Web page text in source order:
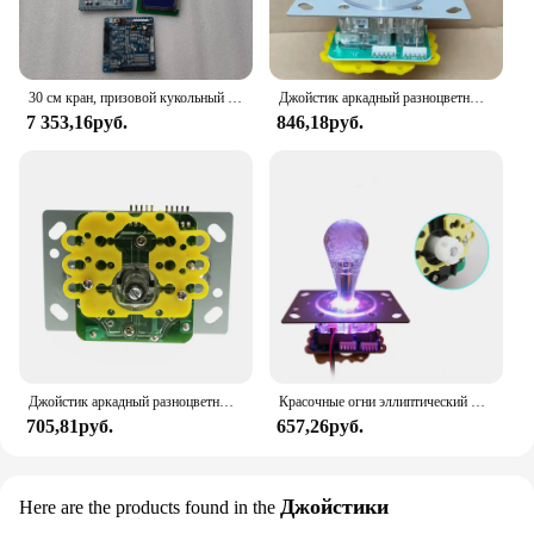
30 см кран, призовой кукольный автомат, комплект для самостоятельной продажи, игровая настольная козловая система, источник питания, светодиодный джойстик, многофункциональный приемник монет
7 353,16руб.
Джойстик аркадный разноцветный яркий, 12 В
846,18руб.
Джойстик аркадный разноцветный, 12 В, с подсветкой
705,81руб.
Красочные огни эллиптический Кристалл Balltop Rocker аркадная игра Овальный джойстик игрушка коготь машина Joy Stick
657,26руб.
Here are the products found in the Джойстики